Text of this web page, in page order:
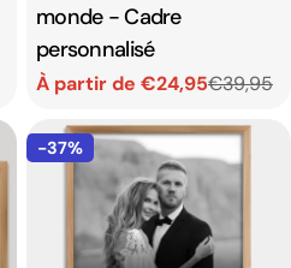
monde - Cadre
personnalisé
Prix
de
À partir de €24,95
Prix
habituel
€39,95
-37%